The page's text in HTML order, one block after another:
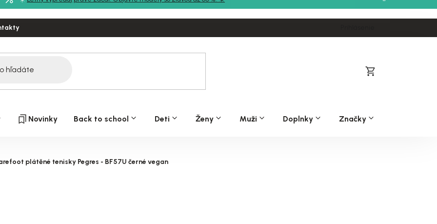
Nákupný
Novinky Back to school Deti Ženy Muži Doplnky Značky
plátěné tenisky Pegres - BF57U černé vegan